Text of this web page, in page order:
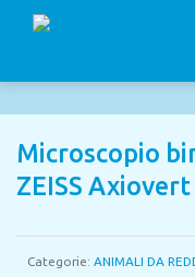
Microscopio
ZEISS Axiovert
Categorie: ANIMALI DA